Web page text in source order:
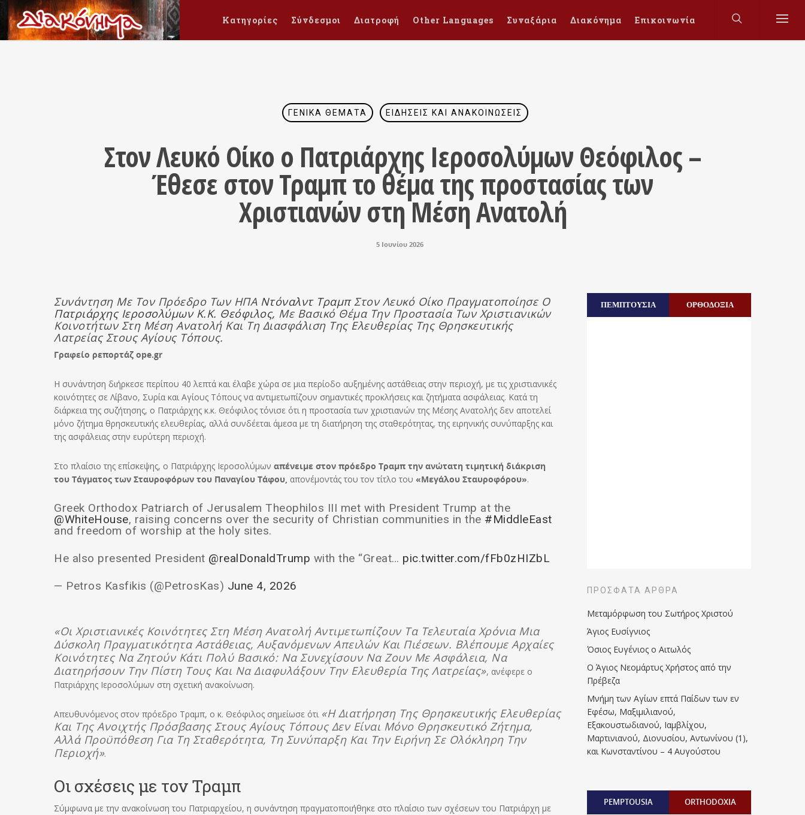
Κατηγορίες Σύνδεσμοι Διατροφή Other Languages Συναξάρια Διακόνημα Επικοινωνία
ΓΕΝΙΚΆ ΘΈΜΑΤΑ ΕΙΔΉΣΕΙΣ ΚΑΙ ΑΝΑΚΟΙΝΏΣΕΙΣ
Στον Λευκό Οίκο ο Πατριάρχης Ιεροσολύμων Θεόφιλος –
Έθεσε στον Τραμπ το θέμα της προστασίας των
Χριστιανών στη Μέση Ανατολή
5 Ιουνίου 2026
Συνάντηση Με Τον Πρόεδρο Των ΗΠΑ Ντόναλντ ΤραμπΣτον Λευκό Οίκο Πραγματοποίησε Ο
Πατριάρχης Ιεροσολύμων Κ.κ. Θεόφιλος, Με Βασικό Θέμα Την Προστασία Των Χριστιανικών
Κοινοτήτων Στη Μέση Ανατολή Και Τη Διασφάλιση Της Ελευθερίας Της Θρησκευτικής
Λατρείας Στους Αγίους Τόπους.
Γραφείο ρεπορτάζ ope.gr
Η συνάντηση διήρκεσε περίπου 40 λεπτά και έλαβε χώρα σε μια περίοδο αυξημένης αστάθειας στην περιοχή, με τις χριστιανικές
κοινότητες σε Λίβανο, Συρία και Αγίους Τόπους να αντιμετωπίζουν σημαντικές προκλήσεις και ζητήματα ασφάλειας. Κατά τη
διάρκεια της συζήτησης, ο Πατριάρχης κ.κ. Θεόφιλος τόνισε ότι η προστασία των χριστιανών της Μέσης Ανατολής δεν αποτελεί
μόνο ζήτημα θρησκευτικής ελευθερίας, αλλά συνδέεται άμεσα με τη διατήρηση της σταθερότητας, της ειρηνικής συνύπαρξης και
της ασφάλειας στην ευρύτερη περιοχή.
Στο πλαίσιο της επίσκεψης, ο Πατριάρχης Ιεροσολύμων απένειμε στον πρόεδρο Τραμπ την ανώτατη τιμητική διάκριση
του Τάγματος των Σταυροφόρων του Παναγίου Τάφου, απονέμοντάς του τον τίτλο του «Μεγάλου Σταυροφόρου».
Greek Orthodox Patriarch of Jerusalem Theophilos III met with President Trump at the
@WhiteHouse, raising concerns over the security of Christian communities in the #MiddleEast
and freedom of worship at the holy sites.
He also presented President @realDonaldTrump with the “Great… pic.twitter.com/fFb0zHIZbL
— Petros Kasfikis (@PetrosKas) June 4, 2026
«Οι Χριστιανικές Κοινότητες Στη Μέση Ανατολή Αντιμετωπίζουν Τα Τελευταία Χρόνια Μια
Δύσκολη Πραγματικότητα Αστάθειας, Αυξανόμενων Απειλών Και Πιέσεων. Βλέπουμε Αρχαίες
Κοινότητες Να Ζητούν Κάτι Πολύ Βασικό: Να Συνεχίσουν Να Ζουν Με Ασφάλεια, Να
Διατηρήσουν Την Πίστη Τους Και Να Διαφυλάξουν Την Ελευθερία Της Λατρείας», ανέφερε ο
Πατριάρχης Ιεροσολύμων στη σχετική ανακοίνωση.
Απευθυνόμενος στον πρόεδρο Τραμπ, ο κ. Θεόφιλος σημείωσε ότι «η Διατήρηση Της Θρησκευτικής Ελευθερίας
Και Της Ανοιχτής Πρόσβασης Στους Αγίους Τόπους Δεν Είναι Μόνο Θρησκευτικό Ζήτημα,
Αλλά Προϋπόθεση Για Τη Σταθερότητα, Τη Συνύπαρξη Και Την Ειρήνη Σε Ολόκληρη Την
Περιοχή».
Οι σχέσεις με τον Τραμπ
Σύμφωνα με την ανακοίνωση του Πατριαρχείου, η συνάντηση πραγματοποιήθηκε στο πλαίσιο των σχέσεων του Πατριάρχη με
ΠΕΜΠΤΟΥΣΙΑ ΟΡΘΟΔΟΞΙΑ
ΠΡΌΣΦΑΤΑ ΆΡΘΡΑ
Μεταμόρφωση του Σωτήρος Χριστού
Άγιος Ευσίγνιος
Όσιος Ευγένιος ο Αιτωλός
Ο Άγιος Νεομάρτυς Χρήστος από την
Πρέβεζα
Μνήμη των Aγίων επτά Παίδων των εν
Eφέσω, Mαξιμιλιανού,
Eξακουστωδιανού, Iαμβλίχου,
Mαρτινιανού, Διονυσίου, Aντωνίνου (1),
και Kωνσταντίνου – 4 Αυγούστου
PEMPTOUSIA ORTHODOXIA